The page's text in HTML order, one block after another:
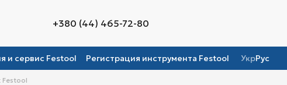
+380 (44) 465-72-80
и сервис Festool Регистрация инструмента Festool УкрРус
Festool